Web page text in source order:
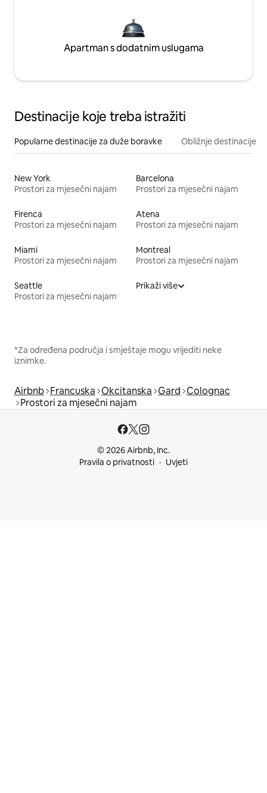
Apartman s dodatnim uslugama
Destinacije koje treba istražiti
Popularne destinacije za duže boravke Obližnje destinacije
New York
Prostori za mjesečni najam
Barcelona
Prostori za mjesečni najam
Firenca
Prostori za mjesečni najam
Atena
Prostori za mjesečni najam
Miami
Prostori za mjesečni najam
Montreal
Prostori za mjesečni najam
Seattle
Prostori za mjesečni najam
Prikaži više
*Za određena područja i smještaje mogu vrijediti neke
iznimke.
Airbnb Francuska Okcitanska Gard Colognac
Prostori za mjesečni najam
© 2026 Airbnb, Inc.
Pravila o privatnosti
Uvjeti